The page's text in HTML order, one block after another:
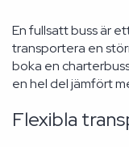
En fullsatt buss är
transportera en
boka en
en hel del jämfört
Flexibla